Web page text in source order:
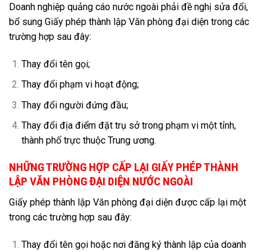
Doanh nghiệp quảng cáo nước ngoài phải đề nghị sửa đổi,
bổ sung Giấy phép thành lập Văn phòng đại diện trong các
trường hợp sau đây:
Thay đổi tên gọi;
Thay đổi phạm vi hoạt động;
Thay đổi người đứng đầu;
Thay đổi địa điểm đặt trụ sở trong phạm vi một tỉnh,
thành phố trực thuộc Trung ương.
NHỮNG TRƯỜNG HỢP CẤP LẠI GIẤY PHÉP THÀNH
LẬP VĂN PHÒNG ĐẠI DIỆN NƯỚC NGOÀI
Giấy phép thành lập Văn phòng đại diện được cấp lại một
trong các trường hợp sau đây:
Thay đổi tên gọi hoặc nơi đăng ký thành lập của doanh